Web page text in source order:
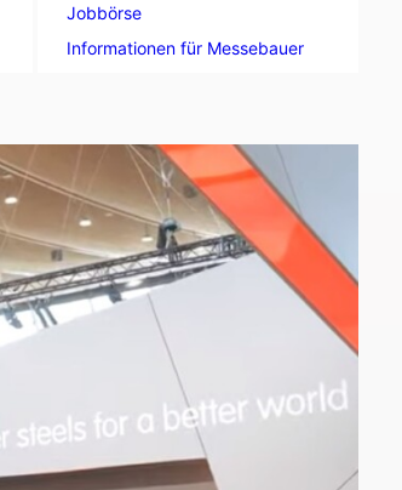
Jobbörse
Informationen für Messebauer